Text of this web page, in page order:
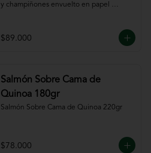
y champiñones envuelto en papel
$89.000
Salmón Sobre Cama de
Quinoa 180gr
Salmón Sobre Cama de Quinoa 220gr
$78.000